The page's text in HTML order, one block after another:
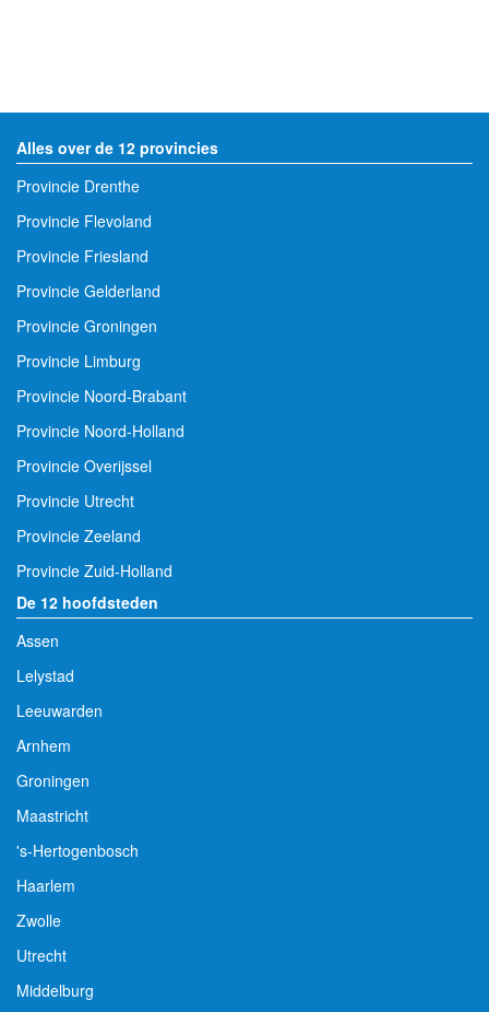
Alles over de 12 provincies
Provincie Drenthe
Provincie Flevoland
Provincie Friesland
Provincie Gelderland
Provincie Groningen
Provincie Limburg
Provincie Noord-Brabant
Provincie Noord-Holland
Provincie Overijssel
Provincie Utrecht
Provincie Zeeland
Provincie Zuid-Holland
De 12 hoofdsteden
Assen
Lelystad
Leeuwarden
Arnhem
Groningen
Maastricht
's-Hertogenbosch
Haarlem
Zwolle
Utrecht
Middelburg